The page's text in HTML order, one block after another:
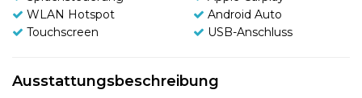
WLAN Hotspot
Android Auto
Touchscreen
USB-Anschluss
Ausstattungsbeschreibung